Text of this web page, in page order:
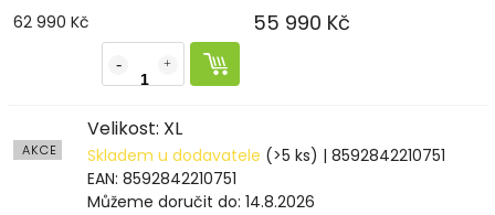
62 990 Kč
55 990 Kč
AKCE
Velikost: XL
Skladem u dodavatele (>5 ks) | 8592842210751
EAN: 8592842210751
Můžeme doručit do: 14.8.2026